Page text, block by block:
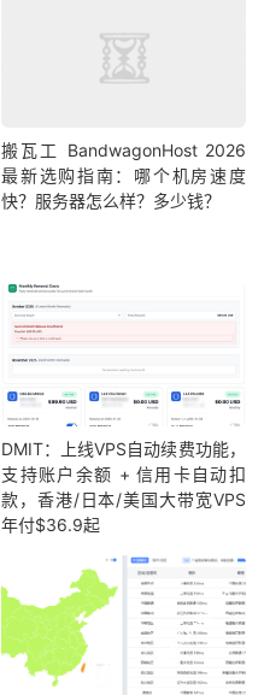
搬瓦工 BandwagonHost 2026
最新选购指南：哪个机房速度
快？服务器怎么样？多少钱？
DMIT：上线VPS自动续费功能，
支持账户余额 + 信用卡自动扣
款，香港/日本/美国大带宽VPS
年付$36.9起